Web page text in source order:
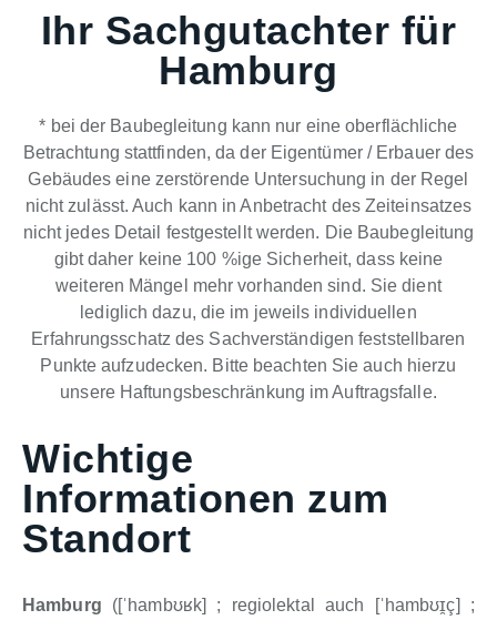
Ihr Sachgutachter für
Hamburg
* bei der Baubegleitung kann nur eine oberflächliche
Betrachtung stattfinden, da der Eigentümer / Erbauer des
Gebäudes eine zerstörende Untersuchung in der Regel
nicht zulässt. Auch kann in Anbetracht des Zeiteinsatzes
nicht jedes Detail festgestellt werden. Die Baubegleitung
gibt daher keine 100 %ige Sicherheit, dass keine
weiteren Mängel mehr vorhanden sind. Sie dient
lediglich dazu, die im jeweils individuellen
Erfahrungsschatz des Sachverständigen feststellbaren
Punkte aufzudecken. Bitte beachten Sie auch hierzu
unsere Haftungsbeschränkung im Auftragsfalle.
Wichtige
Informationen zum
Standort
Hamburg ([ˈhambʊʁk] ; regiolektal auch [ˈhambʊɪ̯ç] ;